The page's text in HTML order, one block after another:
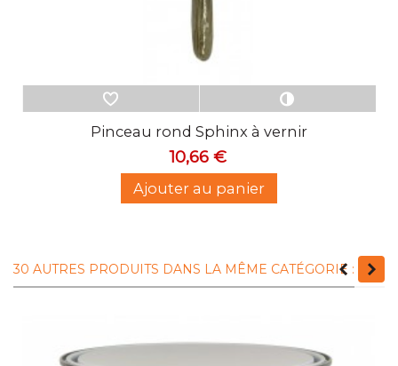
Rouleau laqueur en
Ajouter au panier
30 AUTRES PRODUITS DANS LA MÊME CATÉGORIE :